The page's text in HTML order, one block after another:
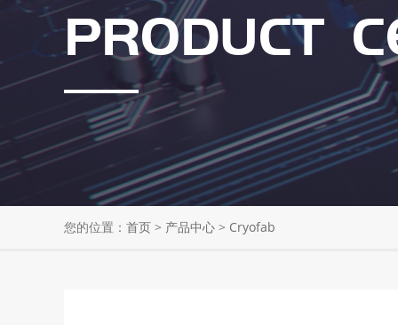
PRODUCT
您的位置： 首页 > 产品中心 > Cryofab